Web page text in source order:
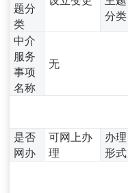
题分
类
分类
中介
服务
事项
名称
无
是否
网办
可网上办
理
办理
形式